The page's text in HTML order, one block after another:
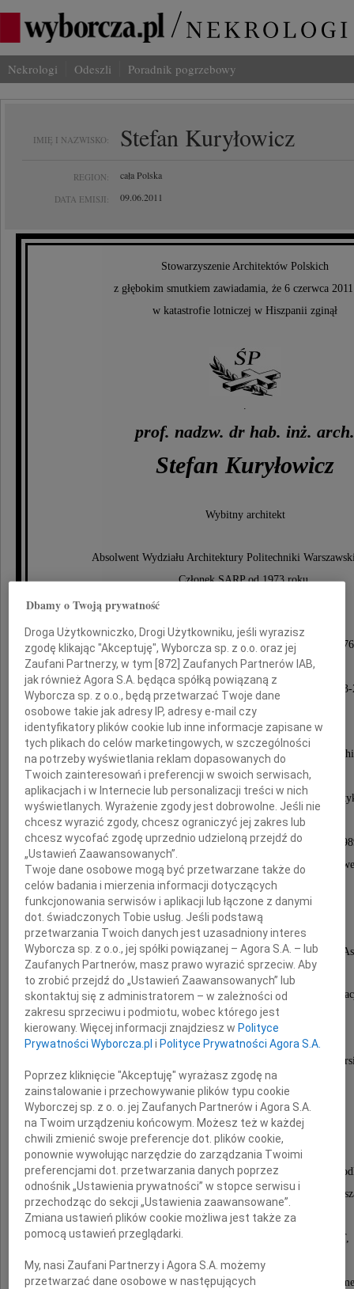
Nekrologi Odeszli Poradnik pogrzebowy
IMIĘ I NAZWISKO: Stefan Kuryłowicz
REGION: cała Polska
DATA EMISJI: 09.06.2011
Stowarzyszenie Architektów Polskich
z głębokim smutkiem zawiadamia, że 6 czerwca
w katastrofie lotniczej w Hiszpanii zginął
.
prof. nadzw. dr hab. inż. arch.
Stefan Kuryłowicz
Wybitny architekt
Absolwent Wydziału Architektury Politechniki
Członek SARP od 1973 roku.
Zarządu Oddziału Warszawskiego SARP w latach
członek Prezydium
Zarządu Głównego SARP w latach 1981-1985,
Wiceprezes SARP od 2006 roku.
Członek Grup Roboczych Międzynarodowej Unii
Praktyka zawodowa i Rola architekta,
sekretarz Sekcji Architektury Komitetu
i Architektury PAN w latach 1994-1997,
Rzecznik Praw Architekta OW SARP od roku
Krajowy Rzecznik Odpowiedzialności
Izby Architektów RP w latach 2002-2006.
Założyciel, Szef i główny projektant
Autorskiej Pracowni Architektury APA Kuryłowicz &
Autor i współautor wielu znaczących projektów i
Opery i Teatru Dramatycznego w Damaszku
(II nagroda w konkursie UIA),
Banku Centralnego w Trypolisie (III nagroda w
Opery Bałtyckiej w Gdańsku,
Narodowego Forum Muzyki we Wrocławiu,
Stadionu Miejskiego w Białymstoku,
Hotelu Hilton w Gdańsku,
terminalu pasażerskiego dla Portu Lotniczego w
kościołów w Grodzisku Mazowieckim, Łodzi,
i Nowym Dworze Mazowieckim,
budynków warszawskich - siedziby PLL LOT,
Centrum Biurowego Focus Filtrowa,
budynku biurowego Nautilus, siedziby AVON
Dbamy o Twoją prywatność
Droga Użytkowniczko, Drogi Użytkowniku, jeśli wyrazisz
zgodę klikając "Akceptuję", Wyborcza sp. z o.o. oraz jej
Zaufani Partnerzy, w tym [872] Zaufanych Partnerów IAB,
jak również Agora S.A. będąca spółką powiązaną z
Wyborcza sp. z o.o., będą przetwarzać Twoje dane
osobowe takie jak adresy IP, adresy e-mail czy
identyfikatory plików cookie lub inne informacje zapisane w
tych plikach do celów marketingowych, w szczególności
na potrzeby wyświetlania reklam dopasowanych do
Twoich zainteresowań i preferencji w swoich serwisach,
aplikacjach i w Internecie lub personalizacji treści w nich
wyświetlanych. Wyrażenie zgody jest dobrowolne. Jeśli nie
chcesz wyrazić zgody, chcesz ograniczyć jej zakres lub
chcesz wycofać zgodę uprzednio udzieloną przejdź do
„Ustawień Zaawansowanych”.
Twoje dane osobowe mogą być przetwarzane także do
celów badania i mierzenia informacji dotyczących
funkcjonowania serwisów i aplikacji lub łączone z danymi
dot. świadczonych Tobie usług. Jeśli podstawą
przetwarzania Twoich danych jest uzasadniony interes
Wyborcza sp. z o.o., jej spółki powiązanej – Agora S.A. – lub
Zaufanych Partnerów, masz prawo wyrazić sprzeciw. Aby
to zrobić przejdź do „Ustawień Zaawansowanych” lub
skontaktuj się z administratorem – w zależności od
zakresu sprzeciwu i podmiotu, wobec którego jest
kierowany. Więcej informacji znajdziesz wPolityce
Prywatności Wyborcza.pl iPolityce Prywatności Agora S.A.
Poprzez kliknięcie "Akceptuję" wyrażasz zgodę na
zainstalowanie i przechowywanie plików typu cookie
Wyborczej sp. z o. o. jej Zaufanych Partnerów i Agora S.A.
na Twoim urządzeniu końcowym. Możesz też w każdej
chwili zmienić swoje preferencje dot. plików cookie,
ponownie wywołując narzędzie do zarządzania Twoimi
preferencjami dot. przetwarzania danych poprzez
odnośnik „Ustawienia prywatności” w stopce serwisu i
przechodząc do sekcji „Ustawienia zaawansowane”.
Zmiana ustawień plików cookie możliwa jest także za
pomocą ustawień przeglądarki.
My, nasi Zaufani Partnerzy i Agora S.A. możemy
przetwarzać dane osobowe w następujących